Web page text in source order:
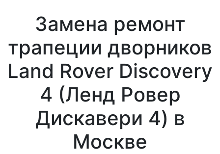
Замена ремонт
трапеции дворников
Land Rover Discovery
4 (Ленд Ровер
Дискавери 4) в
Москве